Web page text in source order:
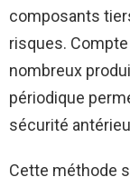
composants
risques.
nombreux
périodique
sécurité
Cette méthode